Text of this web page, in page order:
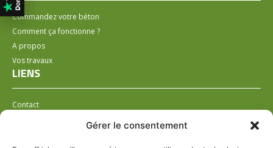
Gérer le consentement
Commandez votre béton
Comment ça fonctionne ?
A propos
Vos travaux
LIENS
Contact